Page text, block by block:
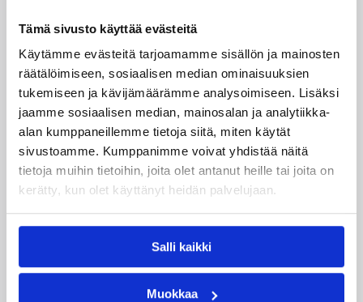
Tämä sivusto käyttää evästeitä
Käytämme evästeitä tarjoamamme sisällön ja mainosten
räätälöimiseen, sosiaalisen median ominaisuuksien
tukemiseen ja kävijämäärämme analysoimiseen. Lisäksi
jaamme sosiaalisen median, mainosalan ja analytiikka-
alan kumppaneillemme tietoja siitä, miten käytät
sivustoamme. Kumppanimme voivat yhdistää näitä
tietoja muihin tietoihin, joita olet antanut heille tai joita on
kerätty, kun olet käyttänyt heidän palvelujaan.
Salli kaikki
Muokkaa
Tukholmassa
Susiladies päätti Tukholmassa pelatun kahden
ottelun mittaisen miniturnauksen tappioon, kun
Ruotsi oli parempi loppulukemin 73-68 (33-47).
Suomi pelaa seuraavan kerran ensi
viikonloppuna Helsingissä.